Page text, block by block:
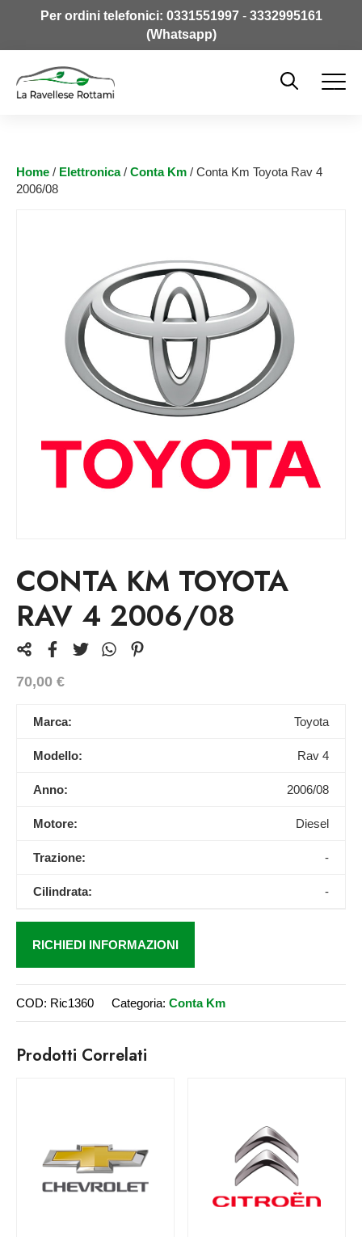
Per ordini telefonici: 0331551997- 3332995161
(Whatsapp)
Home / Elettronica/ Conta Km / Conta Km Toyota Rav 4
2006/08
CONTA KM TOYOTA
RAV 4 2006/08
70,00 €
Marca: Toyota
Modello: Rav 4
Anno: 2006/08
Motore: Diesel
Trazione: -
Cilindrata: -
RICHIEDI INFORMAZIONI
COD: Ric1360 Categoria: Conta Km
Prodotti Correlati